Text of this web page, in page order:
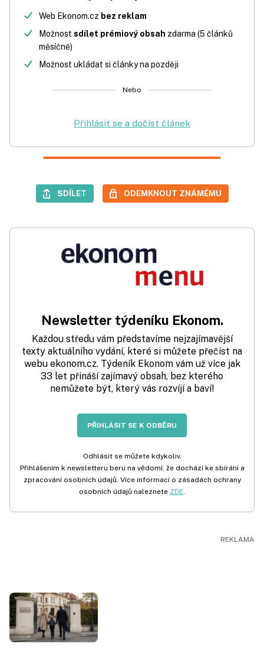
Web Ekonom.cz bez reklam
Možnost sdílet prémiový obsah zdarma (5 článků
měsíčně)
Možnost ukládat si články na později
Nebo
Přihlásit se a dočíst článek
SDÍLET ODEMKNOUT ZNÁMÉMU
Newsletter týdeníku Ekonom.
Každou středu vám představíme nejzajímavější
texty aktuálního vydání, které si můžete přečíst na
webu ekonom.cz. Týdeník Ekonom vám už více jak
33 let přináší zajímavý obsah, bez kterého
nemůžete být, který vás rozvíjí a baví!
PŘIHLÁSIT SE K ODBĚRU
Odhlásit se můžete kdykoliv.
Přihlášením k newsletteru beru na vědomí, že dochází ke sbírání a
zpracování osobních údajů. Více informací o zásadách ochrany
osobních údajů naleznete ZDE